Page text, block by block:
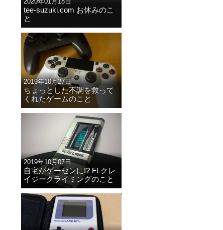
tee-suzuki.com お休みのこ
と
2019年10月27日
ちょっとした不調を救って
くれたゲームのこと
2019年10月07日
自宅がゲーセンに!? FLクレ
イジークライミングのこと